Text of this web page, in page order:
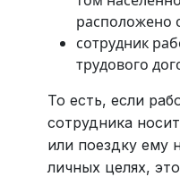
расположено
сотрудник
трудового
То есть, если
сотрудника
или поездку ему
личных целях,